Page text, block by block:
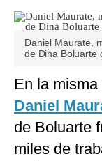
Daniel Maurate,
de Dina Boluarte
En la
Daniel
de Boluarte
miles de